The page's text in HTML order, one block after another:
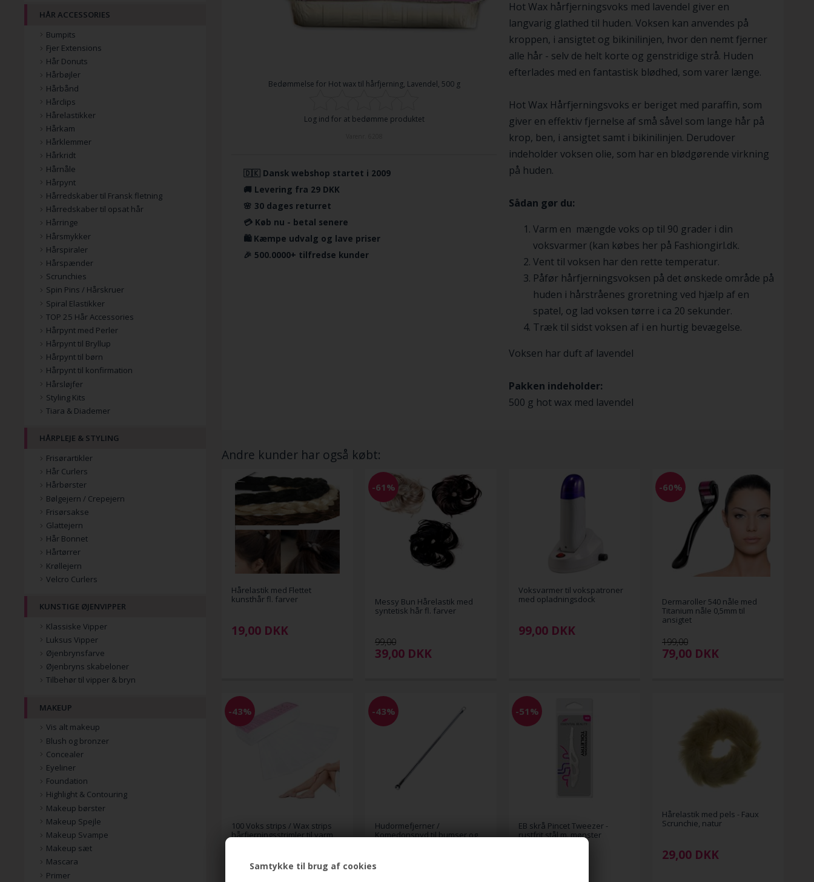
Samtykke til brug af cookies
Bedømmelse for Hot wax til hårfjerning, Lavendel, 500 g
Log ind for at bedømme produktet
🇩🇰 Dansk webshop startet i 2009
🚚 Levering fra 29 DKK
🌸 30 dages returret
💳 Køb nu - betal senere
🛍️ Kæmpe udvalg og lave priser
🎉 500.0000+ tilfredse kunder
Hot Wax hårfjerningsvoks med lavendel giver en
langvarig glathed til huden. Voksen kan anvendes på
kroppen, i ansigtet og bikinilinjen, hvor den nemt fjerner
alle hår - selv de helt korte og genstridige strå. Huden
efterlades med en fantastisk blødhed, som varer længe.
Hot Wax Hårfjerningsvoks er beriget med paraffin, som
giver en effektiv fjernelse af små såvel som lange hår på
krop, ben, i ansigtet samt i bikinilinjen. Derudover
indeholder voksen olie, som har en blødgørende virkning
på huden.
Sådan gør du:
Varm en mængde voks op til 90 grader i din
voksvarmer (kan købes her på Fashiongirl.dk.
Vent til voksen har den rette temperatur.
Påfør hårfjerningsvoksen på det ønskede område på
huden i hårstråenes groretning ved hjælp af en
spatel, og lad voksen tørre i ca 20 sekunder.
Træk til sidst voksen af i en hurtig bevægelse.
Voksen har duft af lavendel
Pakken indeholder:
500 g hot wax med lavendel
Andre kunder har også købt:
Hårelastik med Flettet
kunsthår fl. farver
19,00 DKK
-61%
Messy Bun Hårelastik med
syntetisk hår fl. farver
99,00
39,00 DKK
Voksvarmer til vokspatroner
med opladningsdock
99,00 DKK
-60%
Dermaroller 540 nåle med
Titanium nåle 0,5mm til
ansigtet
199,00
79,00 DKK
-43%
100 Voks strips / Wax strips
hårfjerningsstrimler til varm
69,00
-43%
Hudormefjerner /
Komedonspyd til bumser og
69,00
-51%
EB skrå Pincet Tweezer -
rustfrit stål m. mønster
Hårelastik med pels - Faux
Scrunchie, natur
29,00 DKK
HÅR ACCESSORIES
Bumpits
Fjer Extensions
Hår Donuts
Hårbøjler
Hårbånd
Hårclips
Hårelastikker
Hårkam
Hårklemmer
Hårkridt
Hårnåle
Hårpynt
Hårredskaber til Fransk fletning
Hårredskaber til opsat hår
Hårringe
Hårsmykker
Hårspiraler
Hårspænder
Scrunchies
Spin Pins / Hårskruer
Spiral Elastikker
TOP 25 Hår Accessories
Hårpynt med Perler
Hårpynt til Bryllup
Hårpynt til børn
Hårpynt til konfirmation
Hårsløjfer
Styling Kits
Tiara & Diademer
HÅRPLEJE & STYLING
Frisørartikler
Hår Curlers
Hårbørster
Bølgejern / Crepejern
Frisørsakse
Glattejern
Hår Bonnet
Hårtørrer
Krøllejern
Velcro Curlers
KUNSTIGE ØJENVIPPER
Klassiske Vipper
Luksus Vipper
Øjenbrynsfarve
Øjenbryns skabeloner
Tilbehør til vipper & bryn
MAKEUP
Vis alt makeup
Blush og bronzer
Concealer
Eyeliner
Foundation
Highlight & Contouring
Makeup børster
Makeup Spejle
Makeup Svampe
Makeup sæt
Mascara
Primer